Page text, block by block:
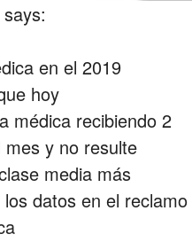
says:
en el 2019
hoy
médica recibiendo 2
y no resulte
media más
datos en el reclamo